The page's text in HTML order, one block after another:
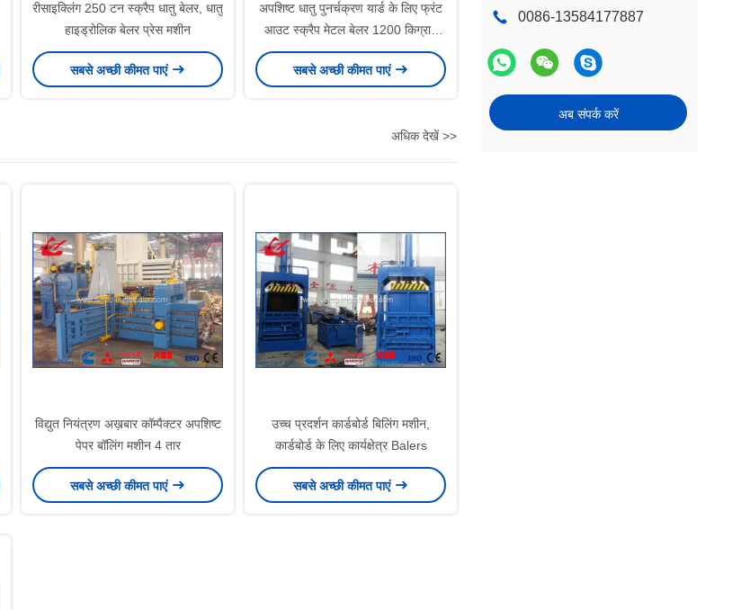
0086-13584177887
अब संपर्क करें
रीसाइक्लिंग 250 टन स्क्रैप धातु बेलर, धातु
हाइड्रोलिक बेलर प्रेस मशीन
सबसे अच्छी कीमत पाएं
अपशिष्ट धातु पुनर्चक्रण यार्ड के लिए फ्रंट
आउट स्क्रैप मेटल बेलर 1200 किग्रा /
घंटा
सबसे अच्छी कीमत पाएं
अधिक देखें >>
विद्युत नियंत्रण अख़बार कॉम्पैक्टर अपशिष्ट
पेपर बॉलिंग मशीन 4 तार
सबसे अच्छी कीमत पाएं
उच्च प्रदर्शन कार्डबोर्ड बिलिंग मशीन,
कार्डबोर्ड के लिए कार्यक्षेत्र Balers
सबसे अच्छी कीमत पाएं